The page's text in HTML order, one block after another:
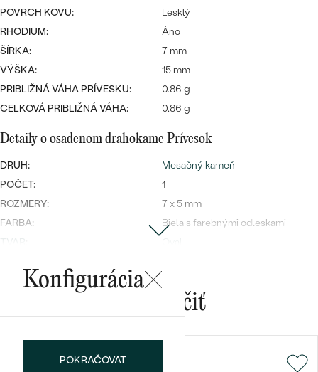
Wave kolekcia
OBJAVIŤ
PODĽA PRÍLEŽITOSTI
PODĽA FARBY
PODĽA TVARU DRAHOKAMU
NA MIERU
DIAMANTY
Najpredávanejšie
náušnice
PREZRIEŤ
Personalizované
OBJAVIŤ
Najpredávanejšie
prstene
PREZRIEŤ
POVRCH KOVU:
Lesklý
RHODIUM:
Áno
ŠÍRKA:
7 mm
VÝŠKA:
15 mm
PRIBLIŽNÁ VÁHA PRÍVESKU:
0.86 g
CELKOVÁ PRIBLIŽNÁ VÁHA:
0.86 g
Detaily o osadenom drahokame Prívesok
DRUH:
Mesačný kameň
POČET:
1
ROZMERY:
7 x 5 mm
FARBA:
Biela s farebnými odleskami
TVAR:
Oval
Postranné drahokamy Prívesok
DRUH:
Topás
POČET:
3
Konfigurácia
POKRAČOVAT
Mohlo by sa vám páčiť